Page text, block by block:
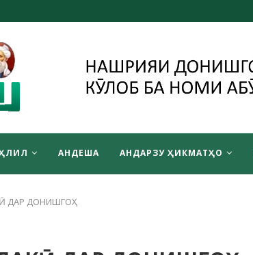
АНДЕША АНДАРЗУ ҲИКМАТҲО
ДАР ДОНИШГОҲ